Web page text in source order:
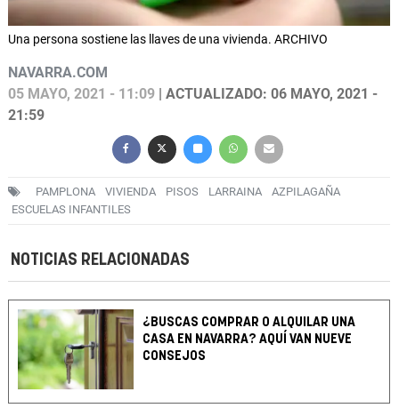
Una persona sostiene las llaves de una vivienda. ARCHIVO
NAVARRA.COM
05 MAYO, 2021 - 11:09 | ACTUALIZADO: 06 MAYO, 2021 -
21:59
PAMPLONA VIVIENDA PISOS LARRAINA
AZPILAGAÑA
ESCUELAS INFANTILES
NOTICIAS RELACIONADAS
¿BUSCAS COMPRAR O ALQUILAR UNA
CASA EN NAVARRA? AQUÍ VAN NUEVE
CONSEJOS